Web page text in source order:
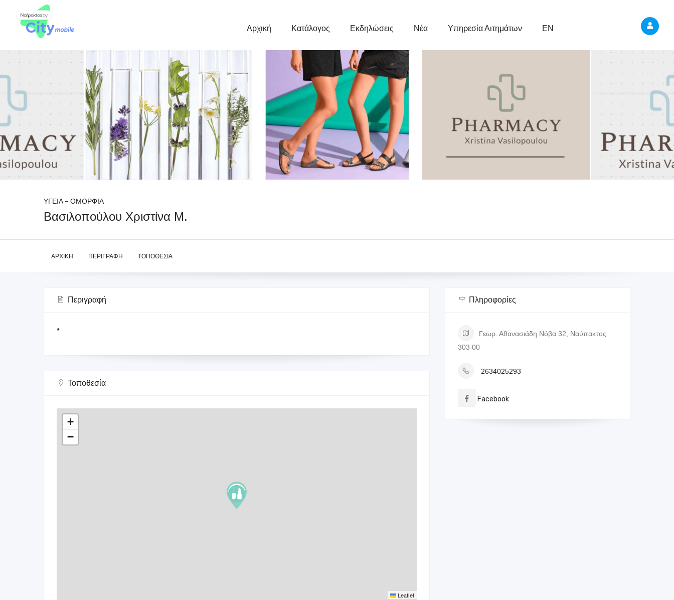
Αρχική Κατάλογος Εκδηλώσεις Νέα Υπηρεσία Αιτημάτων EN
ΥΓΕΙΑ – ΟΜΟΡΦΙΑ
Βασιλοπούλου Χριστίνα Μ.
ΑΡΧΙΚΉ ΠΕΡΙΓΡΑΦΉ ΤΟΠΟΘΕΣΊΑ
Περιγραφή
*
Τοποθεσία
+
−
Leaflet
Πληροφορίες
Γεωρ. Αθανασιάδη Νόβα 32, Ναύπακτος
303 00
2634025293
Facebook